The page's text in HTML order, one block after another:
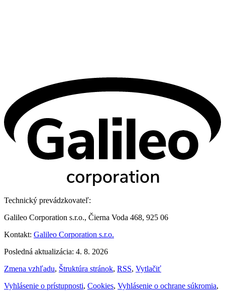
Technický prevádzkovateľ:
Galileo Corporation s.r.o., Čierna Voda 468, 925 06
Kontakt: Galileo Corporation s.r.o.
Posledná aktualizácia: 4. 8. 2026
Zmena vzhľadu, Štruktúra stránok, RSS, Vytlačiť
Vyhlásenie o prístupnosti, Cookies, Vyhlásenie o ochrane súkromia,